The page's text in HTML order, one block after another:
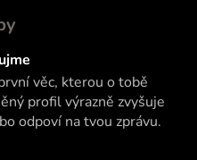
věc, kterou o tobě
profil výrazně zvyšuje
odpoví na tvou zprávu.